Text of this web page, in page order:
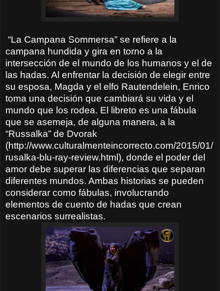
“La Campana Sommersa” se refiere a la
campana hundida y gira en torno a la
intersección de el mundo de los humanos y el de
las hadas. Al enfrentar la decisión de elegir entre
su esposa, Magda y el elfo Rautendelein, Enrico
toma una decisión que cambiará su vida y el
mundo que los rodea. El libreto es una fábula
que se asemeja, de alguna manera, a la
“Russalka” de Dvorak
(http://www.culturalmenteincorrecto.com/2015/01/
rusalka-blu-ray-review.html), donde el poder del
amor debe superar las diferencias que separan
diferentes mundos. Ambas historias se pueden
considerar como fábulas, involucrando
elementos de cuento de hadas que crean
escenarios surrealistas.